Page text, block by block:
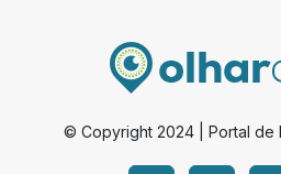
© Copyright 2024 | Portal de